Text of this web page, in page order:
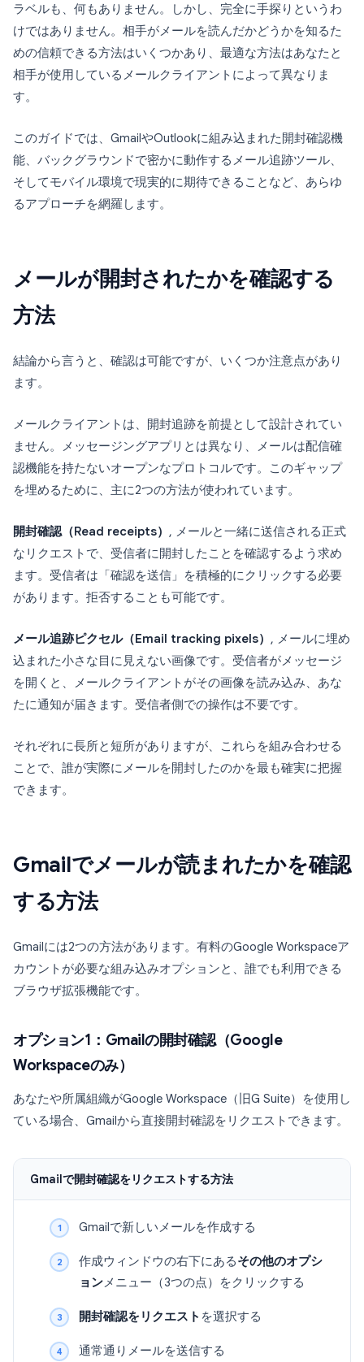
ラベルも、何もありません。しかし、完全に手探りというわ
けではありません。相手がメールを読んだかどうかを知るた
めの信頼できる方法はいくつかあり、最適な方法はあなたと
相手が使用しているメールクライアントによって異なりま
す。
このガイドでは、GmailやOutlookに組み込まれた開封確認機
能、バックグラウンドで密かに動作するメール追跡ツール、
そしてモバイル環境で現実的に期待できることなど、あらゆ
るアプローチを網羅します。
メールが開封されたかを確認する
方法
結論から言うと、確認は可能ですが、いくつか注意点があり
ます。
メールクライアントは、開封追跡を前提として設計されてい
ません。メッセージングアプリとは異なり、メールは配信確
認機能を持たないオープンなプロトコルです。このギャップ
を埋めるために、主に2つの方法が使われています。
開封確認（Read receipts） , メールと一緒に送信される正式
なリクエストで、受信者に開封したことを確認するよう求め
ます。受信者は「確認を送信」を積極的にクリックする必要
があります。拒否することも可能です。
メール追跡ピクセル（Email tracking pixels） , メールに埋め
込まれた小さな目に見えない画像です。受信者がメッセージ
を開くと、メールクライアントがその画像を読み込み、あな
たに通知が届きます。受信者側での操作は不要です。
それぞれに長所と短所がありますが、これらを組み合わせる
ことで、誰が実際にメールを開封したのかを最も確実に把握
できます。
Gmailでメールが読まれたかを確認
する方法
Gmailには2つの方法があります。有料のGoogle Workspaceア
カウントが必要な組み込みオプションと、誰でも利用できる
ブラウザ拡張機能です。
オプション1：Gmailの開封確認（Google
Workspaceのみ）
あなたや所属組織がGoogle Workspace（旧G Suite）を使用し
ている場合、Gmailから直接開封確認をリクエストできます。
Gmailで開封確認をリクエストする方法
Gmailで新しいメールを作成する
作成ウィンドウの右下にあるその他のオプシ
ョンメニュー（3つの点）をクリックする
開封確認をリクエスト を選択する
通常通りメールを送信する